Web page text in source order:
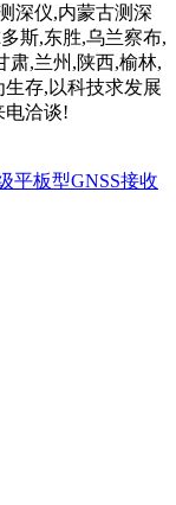
深仪,内蒙古测深
斯,东胜,乌兰察布,
肃,兰州,陕西,榆林,
存,以科技求发展
电洽谈!
平板型GNSS接收